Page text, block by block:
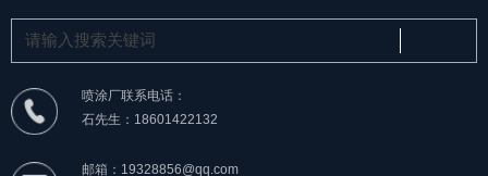
喷涂厂联系电话：
石先生：18601422132
邮箱：19328856@qq.com